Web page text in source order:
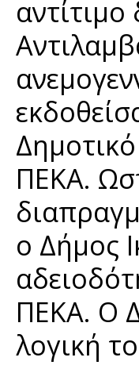
ΠΕΚΑ.
ο Δήμος
ΠΕΚΑ. Ο
λογική